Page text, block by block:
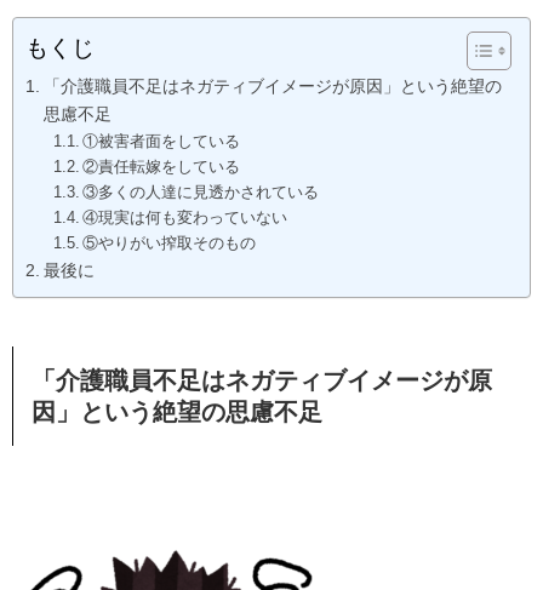
もくじ
「介護職員不足はネガティブイメージが原因」という絶望の
思慮不足
①被害者面をしている
②責任転嫁をしている
③多くの人達に見透かされている
④現実は何も変わっていない
⑤やりがい搾取そのもの
最後に
「介護職員不足はネガティブイメージが原
因」という絶望の思慮不足